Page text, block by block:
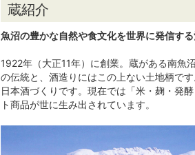
蔵紹介
魚沼の豊かな自然や食文化を世界に発信す
1922年（大正11年）に創業。蔵がある南魚
の伝統と、酒造りにはこの上ない土地柄で
日本酒づくりです。現在では「米・麹・発
ト商品が世に生み出されています。